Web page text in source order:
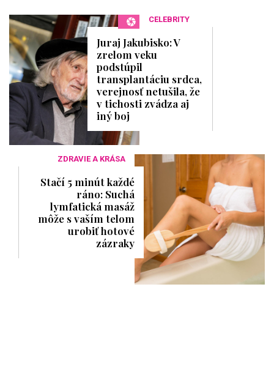
CELEBRITY
Juraj Jakubisko: V
zrelom veku
podstúpil
transplantáciu srdca,
verejnosť netušila, že
v tichosti zvádza aj
iný boj
ZDRAVIE A KRÁSA
Stačí 5 minút každé
ráno: Suchá
lymfatická masáž
môže s vaším telom
urobiť hotové
zázraky